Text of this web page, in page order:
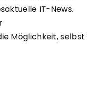
IT-News.
Möglichkeit, selbst